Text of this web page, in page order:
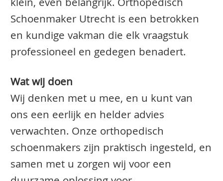
klein, even belangrijk. Orthopedisch
Schoenmaker Utrecht is een betrokken
en kundige vakman die elk vraagstuk
professioneel en gedegen benadert.
Wat wij doen
Wij denken met u mee, en u kunt van
ons een eerlijk en helder advies
verwachten. Onze orthopedisch
schoenmakers zijn praktisch ingesteld, en
samen met u zorgen wij voor een